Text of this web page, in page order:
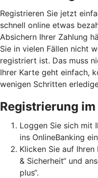
Registrieren Sie jetzt
schnell online etwas
Absichern Ihrer Zahlung
Sie in vielen Fällen nicht
registriert ist. Das muss
Ihrer Karte geht einfach,
wenigen Schritten
Registrierung
Loggen Sie sich mit
ins OnlineBanking
Klicken Sie auf Ihren
& Sicherheit“ und
plus“.